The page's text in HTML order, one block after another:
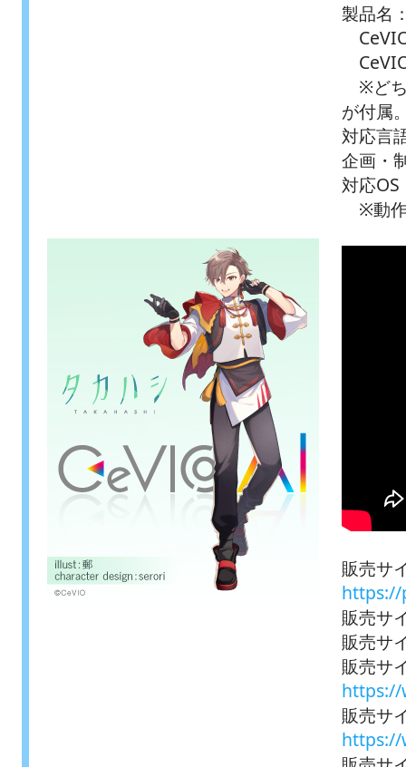
製品名
※どち
が付属
対応言
企画・
対応
※動作
販売サ
https://
販売サ
販売サ
販売サ
https://
販売サ
https://